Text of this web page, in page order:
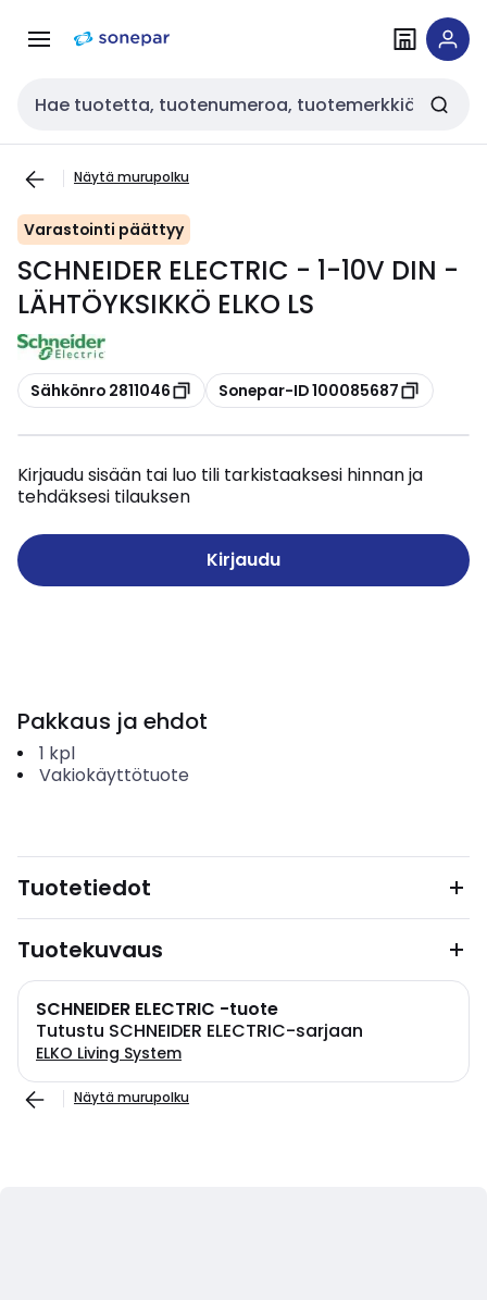
navigointiinsisältöön
Haku
Näytä murupolku
Varastointi päättyy
SCHNEIDER ELECTRIC - 1-10V DIN -
LÄHTÖYKSIKKÖ ELKO LS
Kopioi
Sähkönro 2811046 Kopioi
Sonepar-ID 100085687
Kirjaudu sisään tai luo tili tarkistaaksesi hinnan ja
tehdäksesi tilauksen
Kirjaudu
Pakkaus ja ehdot
1 kpl
Vakiokäyttötuote
Tuotetiedot
Tuotekuvaus
SCHNEIDER ELECTRIC -tuote
Tutustu SCHNEIDER ELECTRIC-sarjaan
ELKO Living System
Näytä murupolku